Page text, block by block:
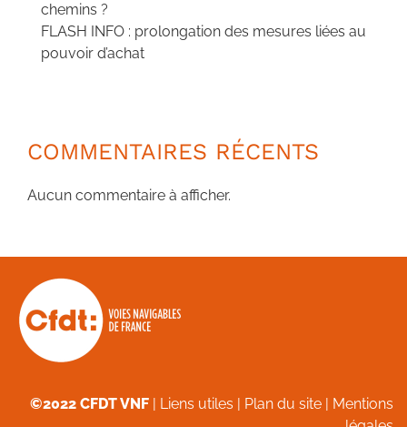
chemins ?
FLASH INFO : prolongation des mesures liées au
pouvoir d’achat
COMMENTAIRES RÉCENTS
Aucun commentaire à afficher.
©2022 CFDT VNF Liens utiles Plan du site
Mentions